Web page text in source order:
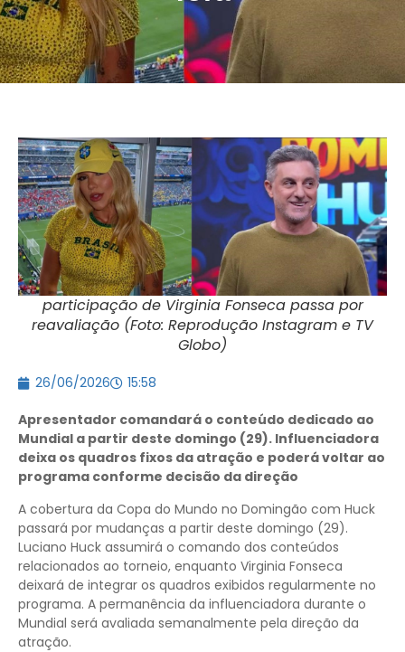
participação de Virginia Fonseca passa por
reavaliação (Foto: Reprodução Instagram e TV
Globo)
26/06/2026 15:58
Apresentador comandará o conteúdo dedicado ao
Mundial a partir deste domingo (29). Influenciadora
deixa os quadros fixos da atração e poderá voltar ao
programa conforme decisão da direção
A cobertura da Copa do Mundo no Domingão com Huck
passará por mudanças a partir deste domingo (29).
Luciano Huck assumirá o comando dos conteúdos
relacionados ao torneio, enquanto Virginia Fonseca
deixará de integrar os quadros exibidos regularmente no
programa. A permanência da influenciadora durante o
Mundial será avaliada semanalmente pela direção da
atração.